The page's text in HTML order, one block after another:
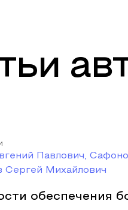
Павлович,
Сергей Михайлович
обеспечения